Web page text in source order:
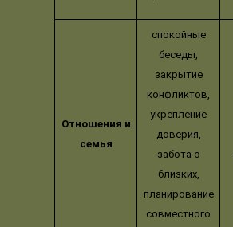
Отношения и
семья
спокойные
беседы,
закрытие
конфликтов,
укрепление
доверия,
забота о
близких,
планирование
совместного